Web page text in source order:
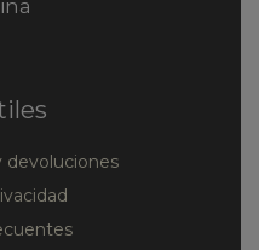
devoluciones